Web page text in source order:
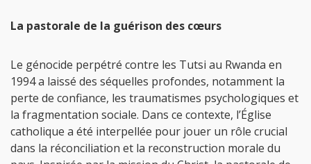
La pastorale de la guérison des cœurs
Le génocide perpétré contre les Tutsi au Rwanda en
1994 a laissé des séquelles profondes, notamment la
perte de confiance, les traumatismes psychologiques et
la fragmentation sociale. Dans ce contexte, l’Église
catholique a été interpellée pour jouer un rôle crucial
dans la réconciliation et la reconstruction morale du